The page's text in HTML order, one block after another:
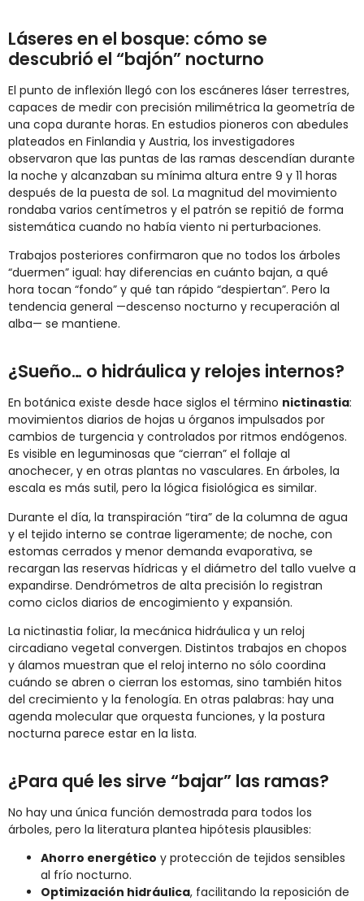
Láseres en el bosque: cómo se
descubrió el “bajón” nocturno
El punto de inflexión llegó con los escáneres láser terrestres,
capaces de medir con precisión milimétrica la geometría de
una copa durante horas. En estudios pioneros con abedules
plateados en Finlandia y Austria, los investigadores
observaron que las puntas de las ramas descendían durante
la noche y alcanzaban su mínima altura entre 9 y 11 horas
después de la puesta de sol. La magnitud del movimiento
rondaba varios centímetros y el patrón se repitió de forma
sistemática cuando no había viento ni perturbaciones.
Trabajos posteriores confirmaron que no todos los árboles
“duermen” igual: hay diferencias en cuánto bajan, a qué
hora tocan “fondo” y qué tan rápido “despiertan”. Pero la
tendencia general —descenso nocturno y recuperación al
alba— se mantiene.
¿Sueño… o hidráulica y relojes internos?
En botánica existe desde hace siglos el término nictinastia:
movimientos diarios de hojas u órganos impulsados por
cambios de turgencia y controlados por ritmos endógenos.
Es visible en leguminosas que “cierran” el follaje al
anochecer, y en otras plantas no vasculares. En árboles, la
escala es más sutil, pero la lógica fisiológica es similar.
Durante el día, la transpiración “tira” de la columna de agua
y el tejido interno se contrae ligeramente; de noche, con
estomas cerrados y menor demanda evaporativa, se
recargan las reservas hídricas y el diámetro del tallo vuelve a
expandirse. Dendrómetros de alta precisión lo registran
como ciclos diarios de encogimiento y expansión.
La nictinastia foliar, la mecánica hidráulica y un reloj
circadiano vegetal convergen. Distintos trabajos en chopos
y álamos muestran que el reloj interno no sólo coordina
cuándo se abren o cierran los estomas, sino también hitos
del crecimiento y la fenología. En otras palabras: hay una
agenda molecular que orquesta funciones, y la postura
nocturna parece estar en la lista.
¿Para qué les sirve “bajar” las ramas?
No hay una única función demostrada para todos los
árboles, pero la literatura plantea hipótesis plausibles:
Ahorro energético y protección de tejidos sensibles
al frío nocturno.
Optimización hidráulica, facilitando la reposición de